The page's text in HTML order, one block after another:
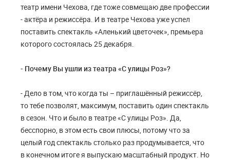
театр имени Чехова, где тоже совмещаю две профессии
- актёра и режиссёра. И в театре Чехова уже успел
поставить спектакль «Аленький цветочек», премьера
которого состоялась 25 декабря.
- Почему Вы ушли из театра «С улицы Роз»?
- Дело в том, что когда ты – приглашённый режиссёр,
то тебе позволят, максимум, поставить один спектакль
в сезон. Что и было в театре «С улицы Роз». Да,
бесспорно, в этом есть свои плюсы, потому что за
целый год спектакль столько раз продумывается, что
в конечном итоге я выпускаю масштабный продукт. Но